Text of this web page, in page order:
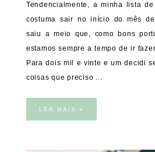
Tendencialmente, a minha lista
costuma sair no início do mês
saiu a meio que, como bons
estamos sempre a tempo de ir
Para dois mil e vinte e um decidi
coisas que preciso ...
LER MAIS »